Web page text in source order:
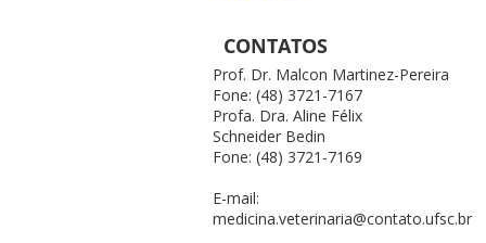
CONTATOS
Prof. Dr. Malcon Martinez-Pereira
Fone: (48) 3721-7167
Profa. Dra. Aline Félix
Schneider Bedin
Fone: (48) 3721-7169
E-mail:
medicina.veterinaria@contato.ufsc.br